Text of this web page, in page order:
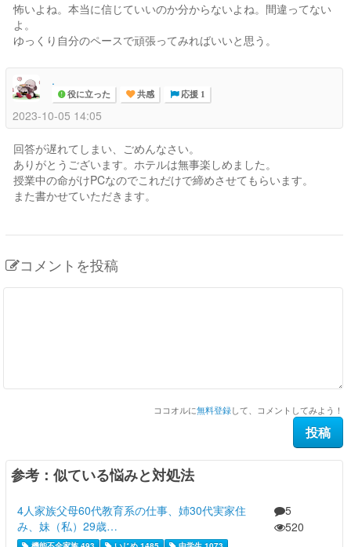
怖いよね。本当に信じていいのか分からないよね。間違ってない
よ。
ゆっくり自分のペースで頑張ってみればいいと思う。
.
役に立った 共感 応援 1
2023-10-05 14:05
回答が遅れてしまい、ごめんなさい。
ありがとうございます。ホテルは無事楽しめました。
授業中の命がけPCなのでこれだけで締めさせてもらいます。
また書かせていただきます。
コメントを投稿
ココオルに無料登録して、コメントしてみよう！
参考：似ている悩みと対処法
4人家族父母60代教育系の仕事、姉30代実家住
み、妹（私）29歳…
5
520